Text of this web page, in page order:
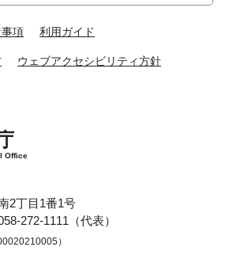
項 利用ガイド
ウェブアクセシビリティ方針
Office
2丁目1番1号
272-1111（代表）
）